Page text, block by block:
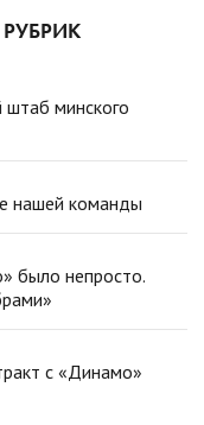
минского
нашей команды
было непросто.
с «Динамо»